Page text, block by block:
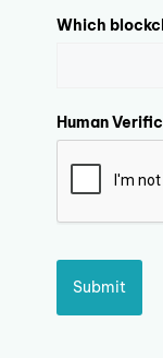
Which
Human
Submit